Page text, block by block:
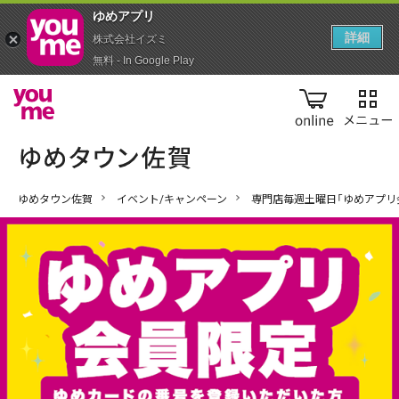
online
ゆめタウン佐賀 イベント/キャンペーン 専門店毎週土曜日「ゆめアプ
ゆめアプ‪リ‬
株式会社イズミ
無料 - In Google Play
詳細